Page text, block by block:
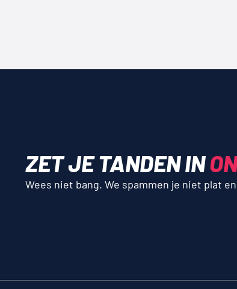
ZET JE TANDEN IN
Wees niet bang. We spammen je niet plat